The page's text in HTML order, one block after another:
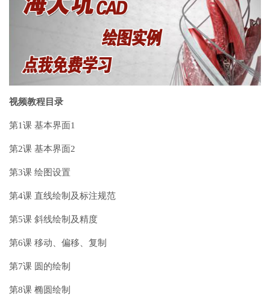
视频教程目录
第1课 基本界面1
第2课 基本界面2
第3课 绘图设置
第4课 直线绘制及标注规范
第5课 斜线绘制及精度
第6课 移动、偏移、复制
第7课 圆的绘制
第8课 椭圆绘制